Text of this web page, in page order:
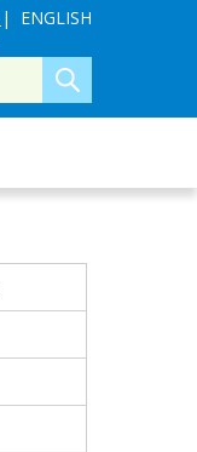
| ENGLISH